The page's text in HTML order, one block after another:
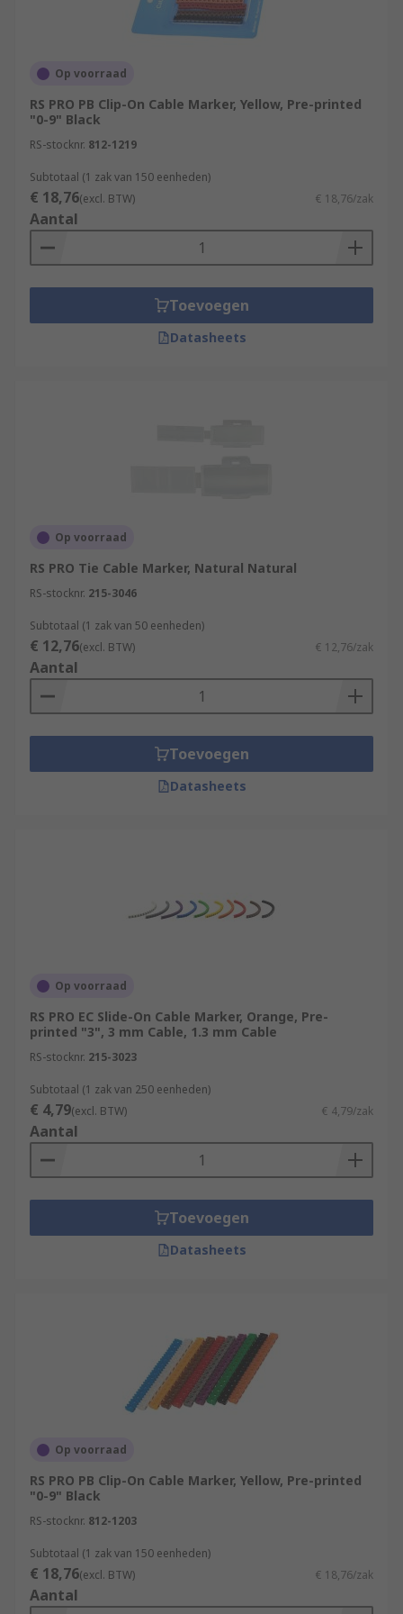
Op voorraad
RS PRO PB Clip-On Cable Marker, Yellow, Pre-printed
"0-9" Black
RS-stocknr. 812-1219
Subtotaal (1 zak van 150 eenheden)
€ 18,76(excl. BTW) € 18,76/zak
Aantal
Toevoegen
Datasheets
Op voorraad
RS PRO Tie Cable Marker, Natural Natural
RS-stocknr. 215-3046
Subtotaal (1 zak van 50 eenheden)
€ 12,76(excl. BTW) € 12,76/zak
Aantal
Toevoegen
Datasheets
Op voorraad
RS PRO EC Slide-On Cable Marker, Orange, Pre-
printed "3", 3 mm Cable, 1.3 mm Cable
RS-stocknr. 215-3023
Subtotaal (1 zak van 250 eenheden)
€ 4,79(excl. BTW) € 4,79/zak
Aantal
Toevoegen
Datasheets
Op voorraad
RS PRO PB Clip-On Cable Marker, Yellow, Pre-printed
"0-9" Black
RS-stocknr. 812-1203
Subtotaal (1 zak van 150 eenheden)
€ 18,76(excl. BTW) € 18,76/zak
Aantal